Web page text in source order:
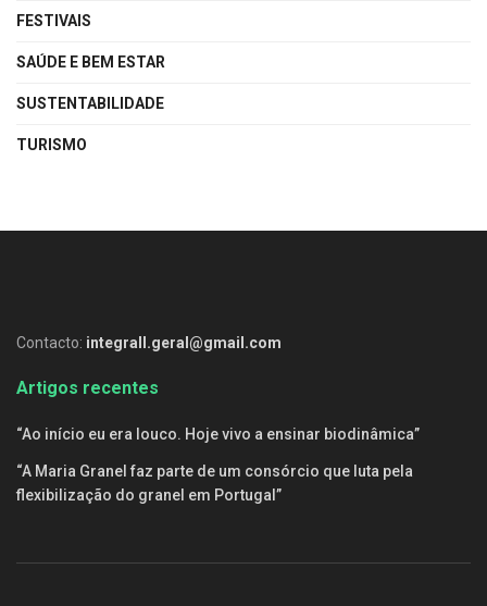
FESTIVAIS
SAÚDE E BEM ESTAR
SUSTENTABILIDADE
TURISMO
Contacto: integrall.geral@gmail.com
Artigos recentes
“Ao início eu era louco. Hoje vivo a ensinar biodinâmica”
“A Maria Granel faz parte de um consórcio que luta pela
flexibilização do granel em Portugal”